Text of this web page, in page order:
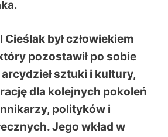
Cieślak był człowiekiem
pozostawił po sobie
sztuki i kultury,
dla kolejnych pokoleń
polityków i
Jego wkład w